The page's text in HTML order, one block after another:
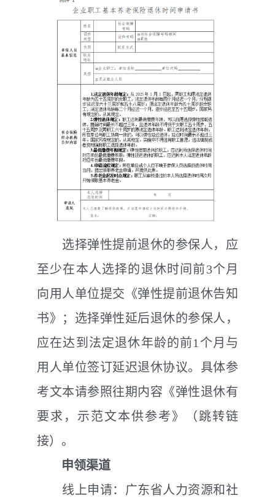
选择弹性提前退休的参保人，应
至少在本人选择的退休时间前3个月
向用人单位提交《弹性提前退休告知
书》；选择弹性延后退休的参保人，
应在达到法定退休年龄的前1个月与
用人单位签订延迟退休协议。具体参
考文本请参照往期内容《弹性退休有
要求，示范文本供参考》（跳转链
接）。
申领渠道
线上申请：广东省人力资源和社